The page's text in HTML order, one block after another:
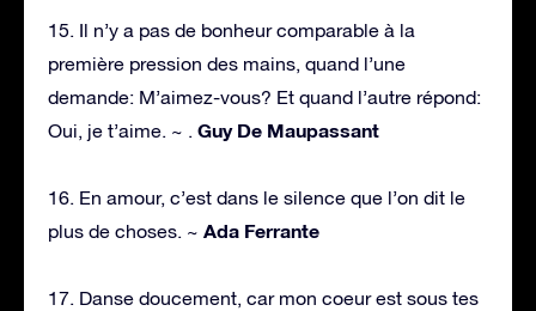
15. Il n’y a pas de bonheur comparable à la
première pression des mains, quand l’une
demande: M’aimez-vous? Et quand l’autre répond:
Oui, je t’aime. ~ . Guy De Maupassant
16. En amour, c’est dans le silence que l’on dit le
plus de choses. ~ Ada Ferrante
17. Danse doucement, car mon coeur est sous tes